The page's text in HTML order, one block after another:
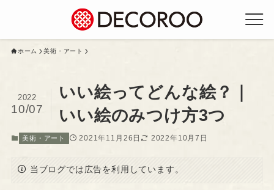
ホーム 美術・アート
いい絵ってどんな絵？｜
いい絵のみつけ方3つ
2022
10/07
美術・アート 2021年11月26日 2022年10月7日
当ブログでは広告を利用しています。